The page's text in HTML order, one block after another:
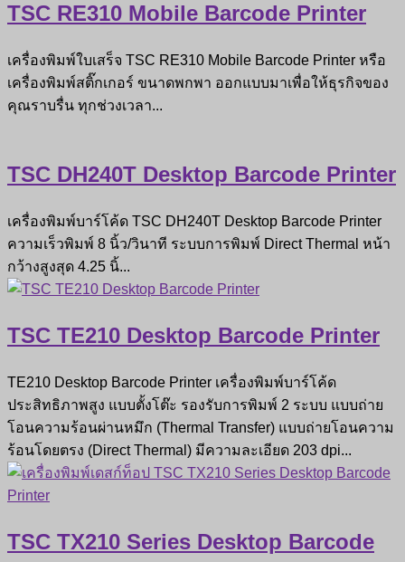
TSC RE310 Mobile Barcode Printer
เครื่องพิมพ์ใบเสร็จ TSC RE310 Mobile Barcode Printer หรือ
เครื่องพิมพ์สติ๊กเกอร์ ขนาดพกพา ออกแบบมาเพื่อให้ธุรกิจของ
คุณราบรื่น ทุกช่วงเวลา...
TSC DH240T Desktop Barcode Printer
เครื่องพิมพ์บาร์โค้ด TSC DH240T Desktop Barcode Printer
ความเร็วพิมพ์ 8 นิ้ว/วินาที ระบบการพิมพ์ Direct Thermal หน้า
กว้างสูงสุด 4.25 นิ้...
TSC TE210 Desktop Barcode Printer
TE210 Desktop Barcode Printer เครื่องพิมพ์บาร์โค้ด
ประสิทธิภาพสูง แบบตั้งโต๊ะ รองรับการพิมพ์ 2 ระบบ แบบถ่าย
โอนความร้อนผ่านหมึก (Thermal Transfer) แบบถ่ายโอนความ
ร้อนโดยตรง (Direct Thermal) มีความละเอียด 203 dpi...
TSC TX210 Series Desktop Barcode